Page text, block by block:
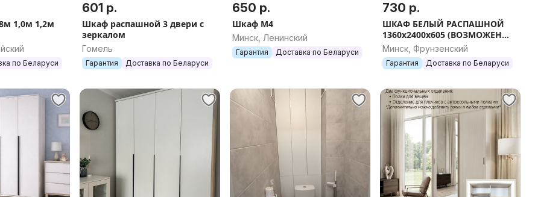
1,0м 1,2м
по Беларуси
601 р.
Шкаф распашной 3 двери с
зеркалом
Гомель
Гарантия Доставка по Беларуси
650 р.
Шкаф М4
Минск, Ленинский
Гарантия Доставка по Беларуси
730 р.
ШКАФ БЕЛЫЙ РАСПАШНОЙ
1360х2400х605 (ВОЗМОЖЕН
ВЫБОР НАПОЛНЕНИЯ/
РАЗМЕРА/ ЦВЕТА)
Минск, Фрунзенский
Гарантия Доставка по Беларуси